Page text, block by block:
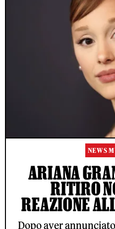
NEWS
ARIANA
RITIRO
REAZIONE
Dopo aver